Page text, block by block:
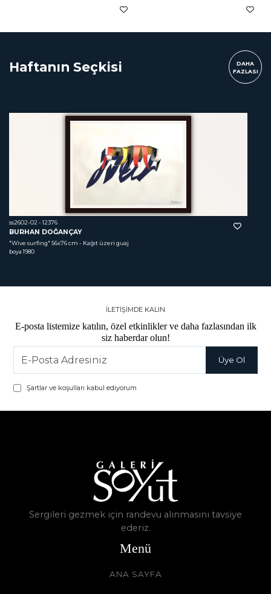
Haftanın Seçkisi
DAHA
FAZLASI
ss2602-02 - 12376
BURHAN DOĞANÇAY
"Wive surfing" 56x76 cm - Kağıt üzeri guaj
boya 1980
İLETİŞİMDE KALIN
E-posta listemize katılın, özel etkinlikler ve daha fazlasından ilk
siz haberdar olun!
Şartlar ve koşulları kabul ediyorum
Sergileri gezmek için randevu alınmasını tavsiye
ederiz.
Menü
ANA SAYFA